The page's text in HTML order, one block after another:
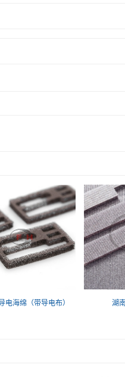
电海绵（带导电布） 湖